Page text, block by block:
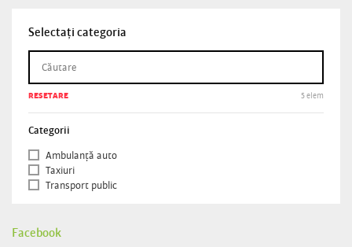
Selectați categoria
RESETARE 5 elem
Categorii
Ambulanță auto
Taxiuri
Transport public
Facebook